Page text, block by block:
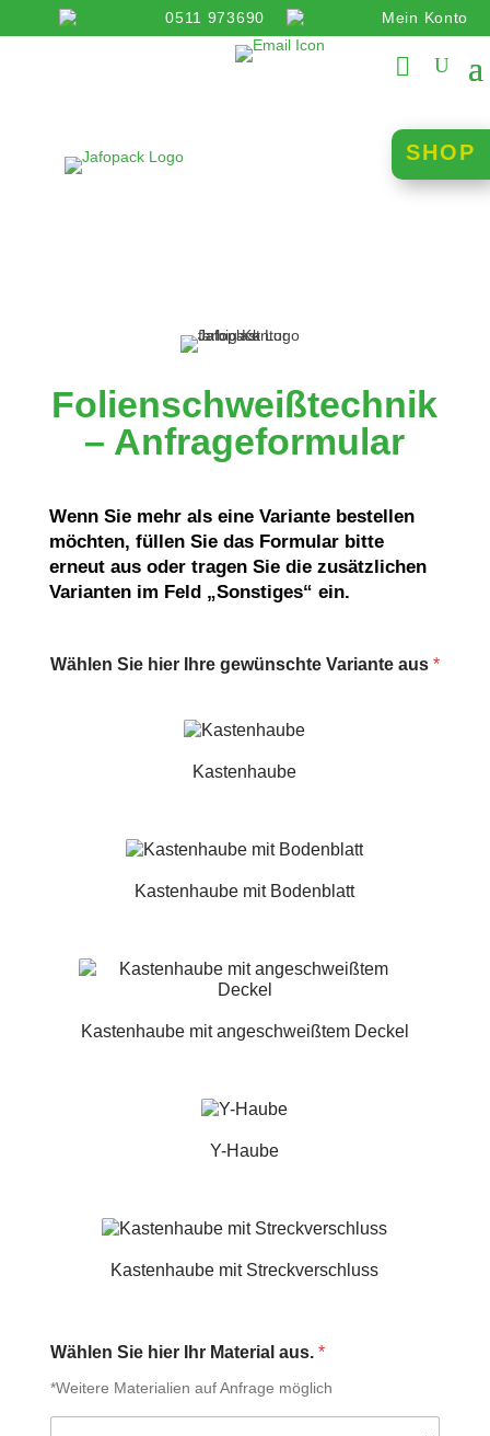
Mein Konto
0511 973690
info@jafopack.de
SHOP
Folienschweißtechnik
– Anfrageformular
Wenn Sie mehr als eine Variante bestellen
möchten, füllen Sie das Formular bitte
erneut aus oder tragen Sie die zusätzlichen
Varianten im Feld „Sonstiges“ ein.
Wählen Sie hier Ihre gewünschte Variante aus *
Kastenhaube
Kastenhaube mit Bodenblatt
Kastenhaube mit angeschweißtem Deckel
Y-Haube
Kastenhaube mit Streckverschluss
Wählen Sie hier Ihr Material aus. *
*Weitere Materialien auf Anfrage möglich